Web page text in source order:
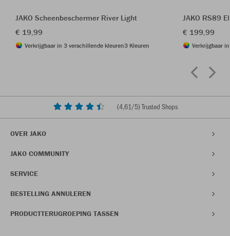
JAKO Scheenbeschermer River Light
€ 19,99
Verkrijgbaar in 3 verschillende kleuren3 Kleuren
JAKO RS89
€ 199,99
Verkrijgbaar
(4,61/5) Trusted Shops
OVER JAKO
JAKO COMMUNITY
SERVICE
BESTELLING ANNULEREN
PRODUCTTERUGROEPING TASSEN